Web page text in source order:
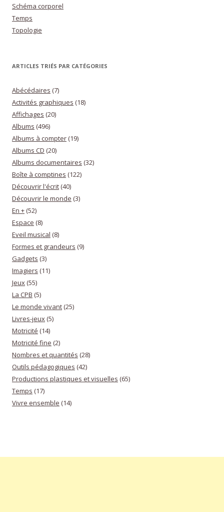
Schéma corporel
Temps
Topologie
ARTICLES TRIÉS PAR CATÉGORIES
Abécédaires (7)
Activités graphiques (18)
Affichages (20)
Albums (496)
Albums à compter (19)
Albums CD (20)
Albums documentaires (32)
Boîte à comptines (122)
Découvrir l'écrit (40)
Découvrir le monde (3)
En + (52)
Espace (8)
Eveil musical (8)
Formes et grandeurs (9)
Gadgets (3)
Imagiers (11)
Jeux (55)
La CPB (5)
Le monde vivant (25)
Livres-jeux (5)
Motricité (14)
Motricité fine (2)
Nombres et quantités (28)
Outils pédagogiques (42)
Productions plastiques et visuelles (65)
Temps (17)
Vivre ensemble (14)